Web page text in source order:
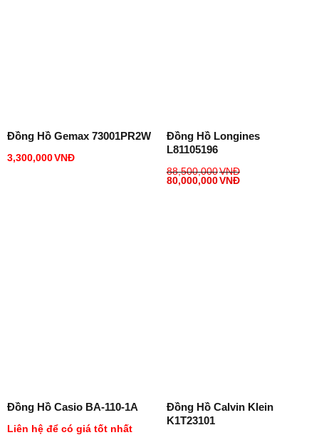
Đồng Hồ Gemax 73001PR2W
3,300,000VNĐ
Đồng Hồ Longines
L81105196
88,500,000VNĐ
80,000,000VNĐ
Đồng Hồ Casio BA-110-1A
Liên hệ để có giá tốt nhất
Đồng Hồ Calvin Klein
K1T23101